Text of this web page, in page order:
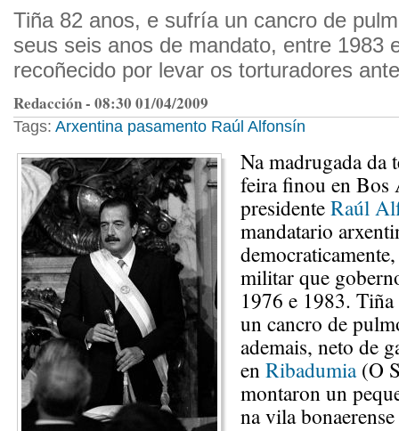
Tiña 82 anos, e sufría un cancro de
seus seis anos de mandato, entre 1983
recoñecido por levar os torturadores
Redacción - 08:30 01/04/2009
Tags: Arxentina pasamento Raúl Alfonsín
Na madrugada da
feira finou en Bos
presidenteRaúl
mandatario
militar que
1976 e 1983.
un cancro de
ademais, neto de
enRibadumia(O
montaron un
na vila